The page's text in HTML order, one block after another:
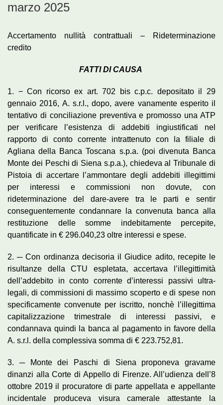
marzo 2025
Accertamento nullità contrattuali – Rideterminazione
credito
FATTI DI CAUSA
1. − Con ricorso ex art. 702 bis c.p.c. depositato il 29
gennaio 2016, A. s.r.l., dopo, avere vanamente esperito il
tentativo di conciliazione preventiva e promosso una ATP
per verificare l’esistenza di addebiti ingiustificati nel
rapporto di conto corrente intrattenuto con la filiale di
Agliana della Banca Toscana s.p.a. (poi divenuta Banca
Monte dei Peschi di Siena s.p.a.), chiedeva al Tribunale di
Pistoia di accertare l’ammontare degli addebiti illegittimi
per interessi e commissioni non dovute, con
rideterminazione del dare-avere tra le parti e sentir
conseguentemente condannare la convenuta banca alla
restituzione delle somme indebitamente percepite,
quantificate in € 296.040,23 oltre interessi e spese.
2. ─ Con ordinanza decisoria il Giudice adito, recepite le
risultanze della CTU espletata, accertava l’illegittimità
dell’addebito in conto corrente d’interessi passivi ultra-
legali, di commissioni di massimo scoperto e di spese non
specificamente convenute per iscritto, nonchè l’illegittima
capitalizzazione trimestrale di interessi passivi, e
condannava quindi la banca al pagamento in favore della
A. s.r.l. della complessiva somma di € 223.752,81.
3. ─ Monte dei Paschi di Siena proponeva gravame
dinanzi alla Corte di Appello di Firenze. All’udienza dell’8
ottobre 2019 il procuratore di parte appellata e appellante
incidentale produceva visura camerale attestante la